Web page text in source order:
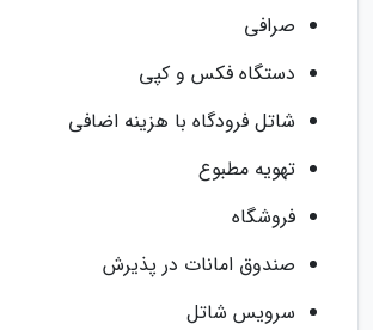
صرافی
دستگاه فکس و کپی
شاتل فرودگاه با هزینه اضافی
تهویه مطبوع
فروشگاه
صندوق امانات در پذیرش
سرویس شاتل